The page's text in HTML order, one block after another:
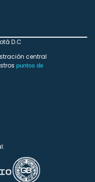
D.C
central
puntos de